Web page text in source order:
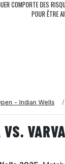
COMPORTE DES
POUR ÊTRE
- Indian Wells